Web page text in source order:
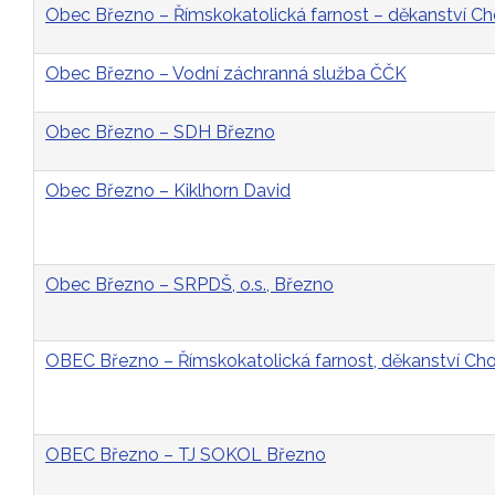
Obec Březno – Římskokatolická farnost – děkanství
Obec Březno – Vodní záchranná služba ČČK
Obec Březno – SDH Březno
Obec Březno – Kiklhorn David
Obec Březno – SRPDŠ, o.s., Březno
OBEC Březno – Římskokatolická farnost, děkanství
OBEC Březno – TJ SOKOL Březno